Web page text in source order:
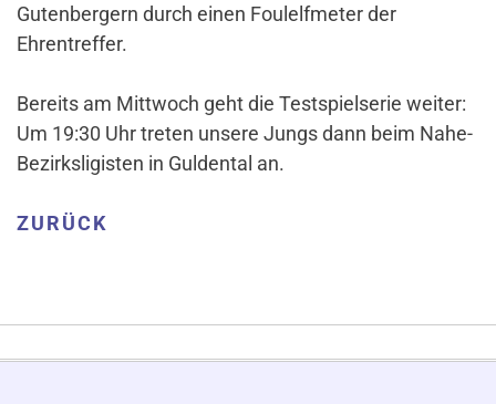
Guten­ber­gern durch einen Foul­elf­meter der
Ehrentreffer.
Bereits am Mitt­woch geht die Test­spiel­serie weiter:
Um 19:30 Uhr treten unsere Jungs dann beim Nahe-
Bezirks­li­gisten in Gul­dental an.
ZURÜCK